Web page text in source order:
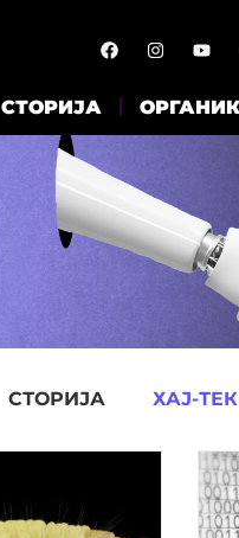
СТОРИЈА ОРГАНИК
СТОРИЈА ХАЈ-ТЕК